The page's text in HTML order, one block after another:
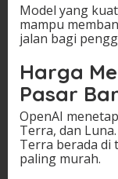
Model yang
mampu
jalan bagi
Harga
Pasar
OpenAI
Terra, dan
Terra berada di
paling murah.